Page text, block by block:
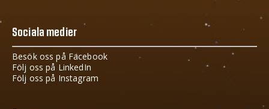
Sociala medier
Besök oss på Facebook
Följ oss på LinkedIn
Följ oss på Instagram